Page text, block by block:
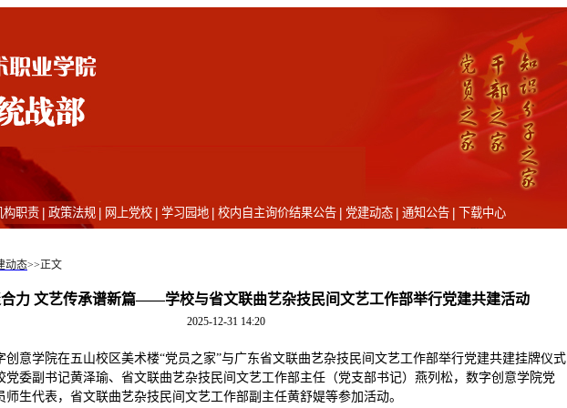
职责 | 政策法规 | 网上党校 | 学习园地 | 校内自主询价结果公告 | 党建动态 | 通知公告 | 下载中心
动态>>正文
力 文艺传承谱新篇——学校与省文联曲艺杂技民间文艺工作部举行党建共建活动
2025-12-31 14:20
创意学院在五山校区美术楼“党员之家”与广东省文联曲艺杂技民间文艺工作部举行党建共建挂牌仪式
党委副书记黄泽瑜、省文联曲艺杂技民间文艺工作部主任（党支部书记）燕列松，数字创意学院党
师生代表，省文联曲艺杂技民间文艺工作部副主任黄舒媞等参加活动。